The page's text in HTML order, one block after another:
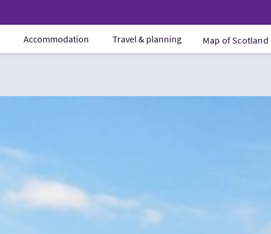
Accommodation Travel & planning Map of Scotland